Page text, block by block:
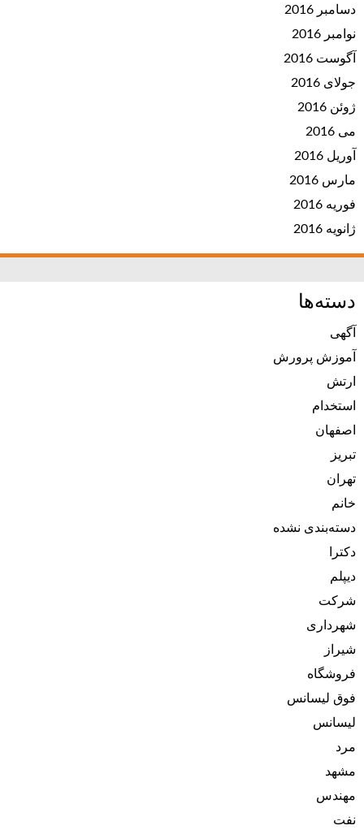
دسامبر 2016
نوامبر 2016
آگوست 2016
جولای 2016
ژوئن 2016
می 2016
آوریل 2016
مارس 2016
فوریه 2016
ژانویه 2016
دسته‌ها
آگهی
آموزش پرورش
ارتش
استخدام
اصفهان
تبریز
تهران
خانم
دسته‌بندی نشده
دکترا
دیپلم
شرکت
شهرداری
شیراز
فروشگاه
فوق لیسانس
لیسانس
مرد
مشهد
مهندس
نفت